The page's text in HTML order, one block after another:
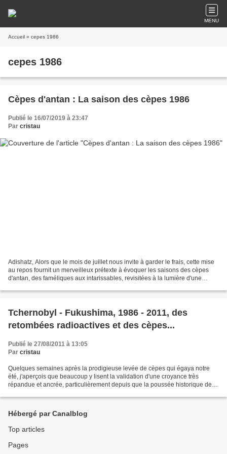
MENU
Accueil » cepes 1986
cepes 1986
Cèpes d'antan : La saison des cèpes 1986
Publié le 16/07/2019 à 23:47
Par cristau
Adishatz, Alors que le mois de juillet nous invite à garder le frais, cette mise
au repos fournit un merveilleux prétexte à évoquer les saisons des cèpes
d'antan, des faméliques aux intarissables, revisitées à la lumière d'une
Tchernobyl - Fukushima, 1986 - 2011, des
retombées radioactives et des cèpes...
Publié le 27/08/2011 à 13:05
Par cristau
Quelques semaines après la prodigieuse levée de cèpes qui égaya notre
été, j'aperçois que beaucoup y lisent la validation d'une croyance très
répandue et ancrée, particulièrement depuis que la poussée historique de
Hébergé par Canalblog
Top articles
Pages